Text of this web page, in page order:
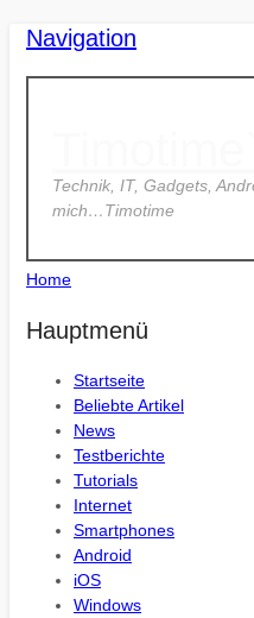
Navigation
Technik, IT, Gadgets,
mich…Timotime
Home
Hauptmenü
Startseite
Beliebte Artikel
News
Testberichte
Tutorials
Internet
Smartphones
Android
iOS
Windows